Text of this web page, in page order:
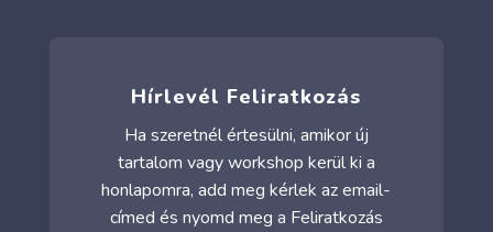
Hírlevél Feliratkozás
Ha szeretnél értesülni, amikor új
tartalom vagy workshop kerül ki a
honlapomra, add meg kérlek az email-
címed és nyomd meg a Feliratkozás